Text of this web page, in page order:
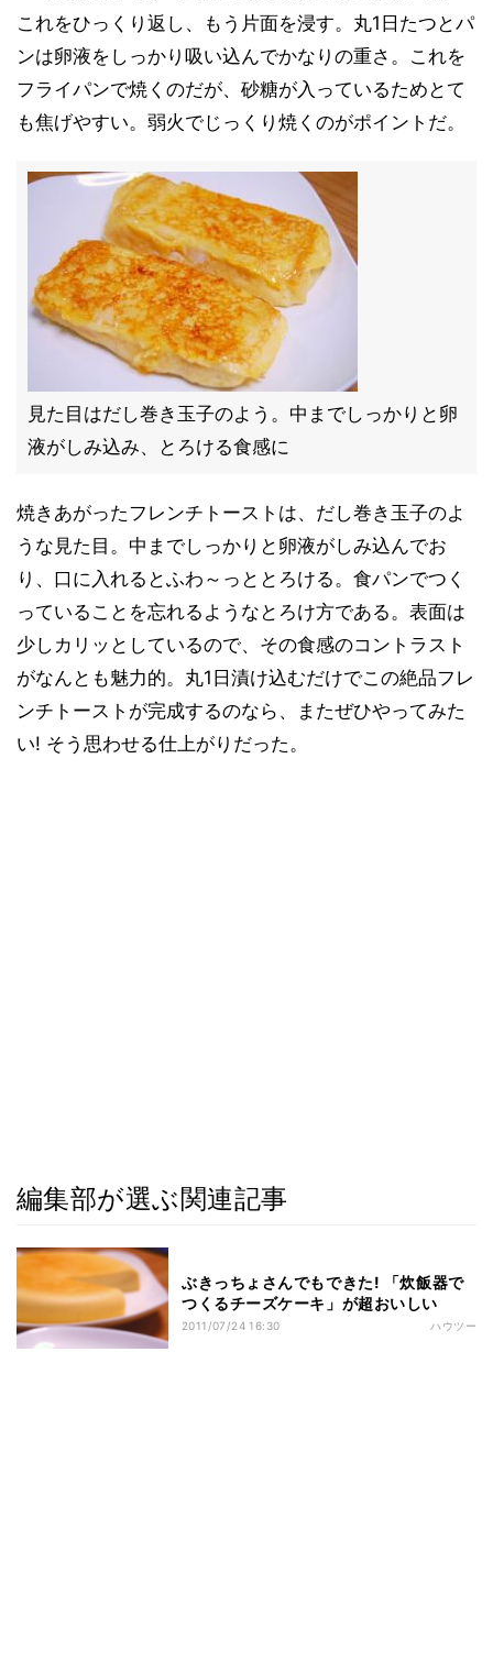
これをひっくり返し、もう片面を浸す。丸1日たつとパ
ンは卵液をしっかり吸い込んでかなりの重さ。これを
フライパンで焼くのだが、砂糖が入っているためとて
も焦げやすい。弱火でじっくり焼くのがポイントだ。
見た目はだし巻き玉子のよう。中までしっかりと卵
液がしみ込み、とろける食感に
焼きあがったフレンチトーストは、だし巻き玉子のよ
うな見た目。中までしっかりと卵液がしみ込んでお
り、口に入れるとふわ～っととろける。食パンでつく
っていることを忘れるようなとろけ方である。表面は
少しカリッとしているので、その食感のコントラスト
がなんとも魅力的。丸1日漬け込むだけでこの絶品フレ
ンチトーストが完成するのなら、またぜひやってみた
い! そう思わせる仕上がりだった。
編集部が選ぶ関連記事
ぶきっちょさんでもできた! 「炊飯器で
つくるチーズケーキ」が超おいしい
2011/07/24 16:30 ハウツー